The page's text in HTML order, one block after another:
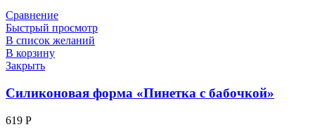
Сравнение
Быстрый просмотр
В список желаний
В корзину
Закрыть
Силиконовая форма «Пинетка с бабочкой»
619 Р